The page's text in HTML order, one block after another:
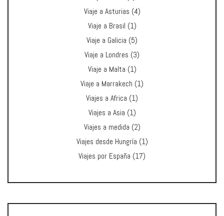
Viaje a Asturias (4)
Viaje a Brasil (1)
Viaje a Galicia (5)
Viaje a Londres (3)
Viaje a Malta (1)
Viaje a Marrakech (1)
Viajes a Africa (1)
Viajes a Asia (1)
Viajes a medida (2)
Viajes desde Hungría (1)
Viajes por España (17)